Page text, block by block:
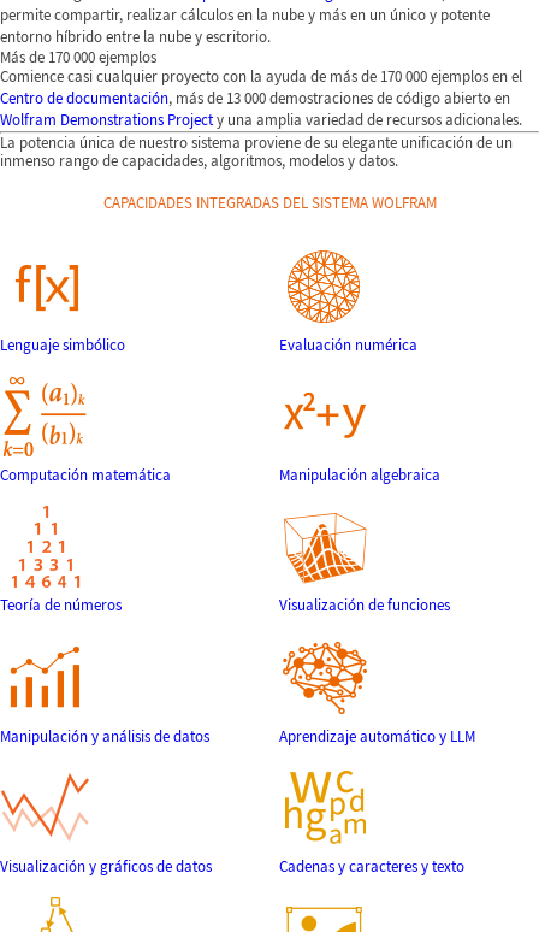
permite compartir, realizar cálculos en la nube y más en un único y potente
entorno híbrido entre la nube y escritorio.
Más de 170 000 ejemplos
Comience casi cualquier proyecto con la ayuda de más de 170 000 ejemplos en el
Centro de documentación, más de 13 000 demostraciones de código abierto en
Wolfram Demonstrations Projecty una amplia variedad de recursos adicionales.
La potencia única de nuestro sistema proviene de su elegante unificación de un
inmenso rango de capacidades, algoritmos, modelos y datos.
CAPACIDADES INTEGRADAS DEL SISTEMA WOLFRAM
Lenguaje simbólico Evaluación numérica
Computación matemática Manipulación algebraica
Teoría de números Visualización de funciones
Manipulación y análisis de datos Aprendizaje automático y LLM
Visualización y gráficos de datos Cadenas y caracteres y texto